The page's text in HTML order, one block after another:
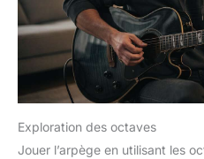
Exploration des octaves
Jouer l’arpège en utilisant les